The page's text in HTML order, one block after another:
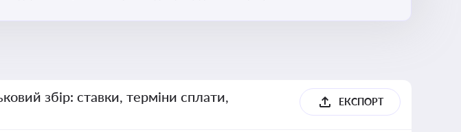
збір: ставки, терміни сплати,
ЕКСПОРТ